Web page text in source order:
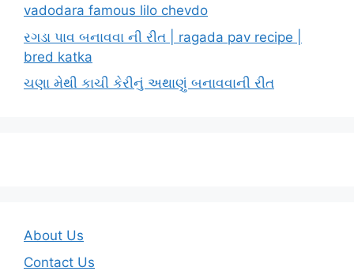
vadodara famous lilo chevdo
રગડા પાવ બનાવવા ની રીત | ragada pav recipe |
bred katka
ચણા મેથી કાચી કેરીનું અથાણું બનાવવાની રીત
About Us
Contact Us